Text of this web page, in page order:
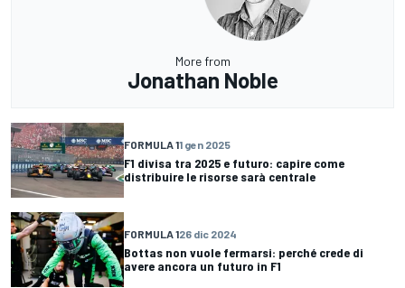
More from
Jonathan Noble
FORMULA 11 gen 2025
F1 divisa tra 2025 e futuro: capire come
distribuire le risorse sarà centrale
FORMULA 126 dic 2024
Bottas non vuole fermarsi: perché crede di
avere ancora un futuro in F1